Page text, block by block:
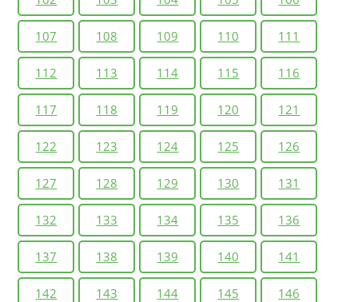
107 108 109 110 111
112 113 114 115 116
117 118 119 120 121
122 123 124 125 126
127 128 129 130 131
132 133 134 135 136
137 138 139 140 141
142 143 144 145 146